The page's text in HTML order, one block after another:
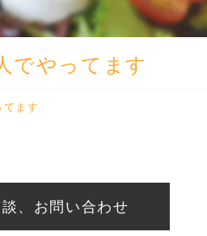
でやってます
てます
、お問い合わせ